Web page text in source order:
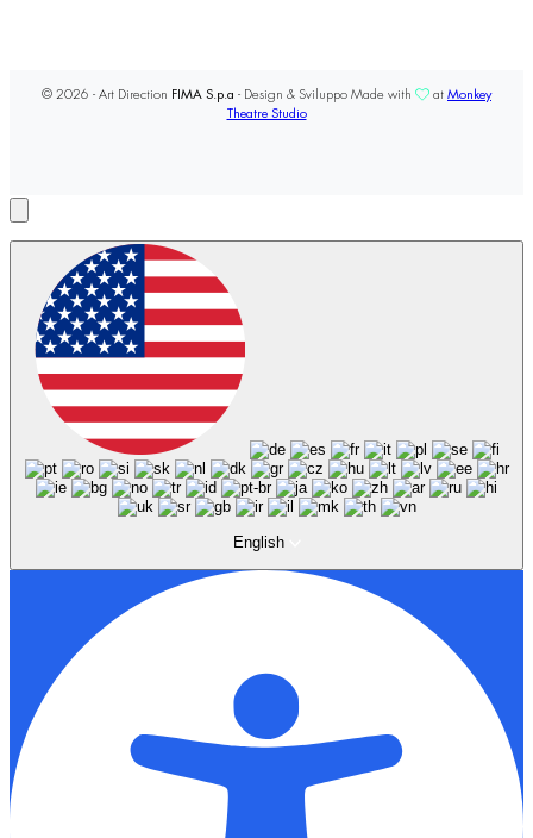
© 2026 - Art Direction FIMA S.p.a - Design & Sviluppo Made with at Monkey
Theatre Studio
English